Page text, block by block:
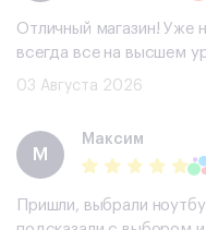
Отличный магазин! Уже
всегда все на высшем
03 Августа 2026
М
Максим
Пришли, выбрали